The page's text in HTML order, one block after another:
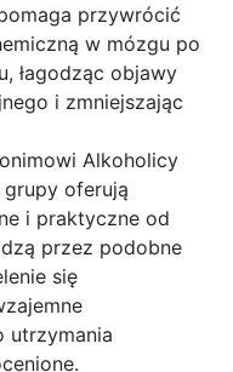
przywrócić
w mózgu po
łagodząc objawy
i zmniejszając
Alkoholicy
oferują
i praktyczne od
przez podobne
się
utrzymania